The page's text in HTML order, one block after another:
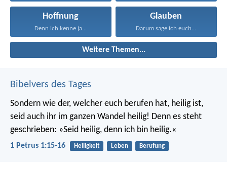
Hoffnung
Denn ich kenne ja...
Glauben
Darum sage ich euch...
Weitere Themen...
Bibelvers des Tages
Sondern wie der, welcher euch berufen hat, heilig ist,
seid auch ihr im ganzen Wandel heilig! Denn es steht
geschrieben: »Seid heilig, denn ich bin heilig.«
1 Petrus 1:15-16 Heiligkeit Leben Berufung